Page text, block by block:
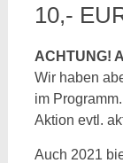
10,-
ACHTUNG!
Wir haben
im
Aktion evtl.
Auch 2021